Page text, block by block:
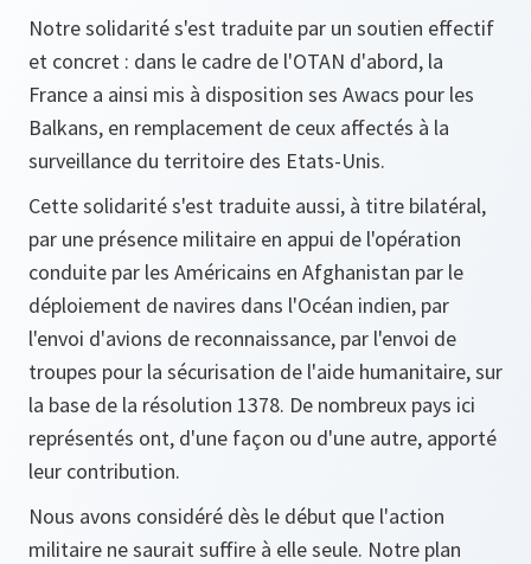
Notre solidarité s'est traduite par un soutien effectif
et concret : dans le cadre de l'OTAN d'abord, la
France a ainsi mis à disposition ses Awacs pour les
Balkans, en remplacement de ceux affectés à la
surveillance du territoire des Etats-Unis.
Cette solidarité s'est traduite aussi, à titre bilatéral,
par une présence militaire en appui de l'opération
conduite par les Américains en Afghanistan par le
déploiement de navires dans l'Océan indien, par
l'envoi d'avions de reconnaissance, par l'envoi de
troupes pour la sécurisation de l'aide humanitaire, sur
la base de la résolution 1378. De nombreux pays ici
représentés ont, d'une façon ou d'une autre, apporté
leur contribution.
Nous avons considéré dès le début que l'action
militaire ne saurait suffire à elle seule. Notre plan